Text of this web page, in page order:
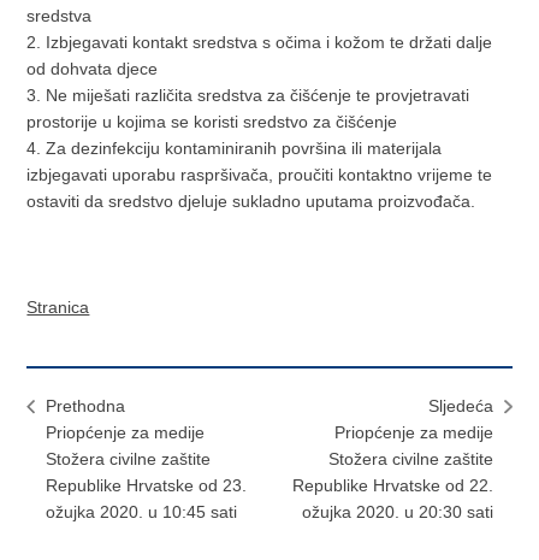
sredstva
2. Izbjegavati kontakt sredstva s očima i kožom te držati dalje
od dohvata djece
3. Ne miješati različita sredstva za čišćenje te provjetravati
prostorije u kojima se koristi sredstvo za čišćenje
4. Za dezinfekciju kontaminiranih površina ili materijala
izbjegavati uporabu raspršivača, proučiti kontaktno vrijeme te
ostaviti da sredstvo djeluje sukladno uputama proizvođača.
Stranica
Prethodna
Priopćenje za medije
Stožera civilne zaštite
Republike Hrvatske od 23.
ožujka 2020. u 10:45 sati
Sljedeća
Priopćenje za medije
Stožera civilne zaštite
Republike Hrvatske od 22.
ožujka 2020. u 20:30 sati